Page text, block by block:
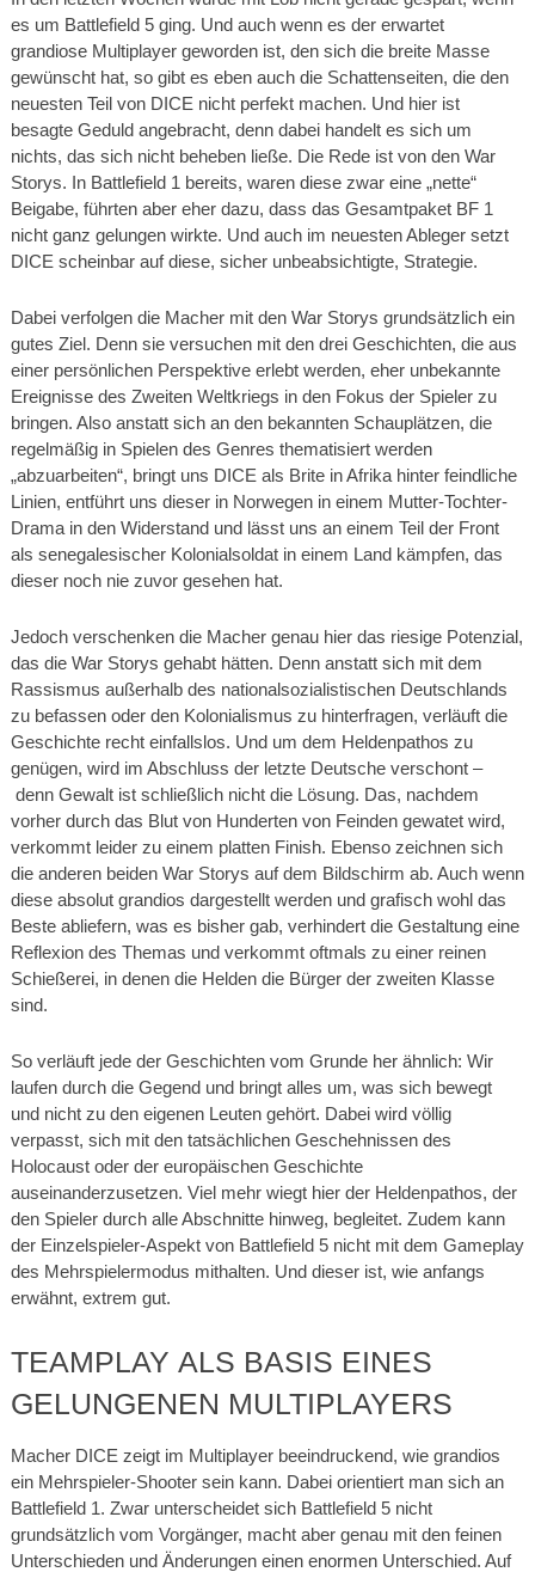
es um Battlefield 5 ging. Und auch wenn es der erwartet
grandiose Multiplayer geworden ist, den sich die breite Masse
gewünscht hat, so gibt es eben auch die Schattenseiten, die den
neuesten Teil von DICE nicht perfekt machen. Und hier ist
besagte Geduld angebracht, denn dabei handelt es sich um
nichts, das sich nicht beheben ließe. Die Rede ist von den War
Storys. In Battlefield 1 bereits, waren diese zwar eine „nette“
Beigabe, führten aber eher dazu, dass das Gesamtpaket BF 1
nicht ganz gelungen wirkte. Und auch im neuesten Ableger setzt
DICE scheinbar auf diese, sicher unbeabsichtigte, Strategie.
Dabei verfolgen die Macher mit den War Storys grundsätzlich ein
gutes Ziel. Denn sie versuchen mit den drei Geschichten, die aus
einer persönlichen Perspektive erlebt werden, eher unbekannte
Ereignisse des Zweiten Weltkriegs in den Fokus der Spieler zu
bringen. Also anstatt sich an den bekannten Schauplätzen, die
regelmäßig in Spielen des Genres thematisiert werden
„abzuarbeiten“, bringt uns DICE als Brite in Afrika hinter feindliche
Linien, entführt uns dieser in Norwegen in einem Mutter-Tochter-
Drama in den Widerstand und lässt uns an einem Teil der Front
als senegalesischer Kolonialsoldat in einem Land kämpfen, das
dieser noch nie zuvor gesehen hat.
Jedoch verschenken die Macher genau hier das riesige Potenzial,
das die War Storys gehabt hätten. Denn anstatt sich mit dem
Rassismus außerhalb des nationalsozialistischen Deutschlands
zu befassen oder den Kolonialismus zu hinterfragen, verläuft die
Geschichte recht einfallslos. Und um dem Heldenpathos zu
genügen, wird im Abschluss der letzte Deutsche verschont –
denn Gewalt ist schließlich nicht die Lösung. Das, nachdem
vorher durch das Blut von Hunderten von Feinden gewatet wird,
verkommt leider zu einem platten Finish. Ebenso zeichnen sich
die anderen beiden War Storys auf dem Bildschirm ab. Auch wenn
diese absolut grandios dargestellt werden und grafisch wohl das
Beste abliefern, was es bisher gab, verhindert die Gestaltung eine
Reflexion des Themas und verkommt oftmals zu einer reinen
Schießerei, in denen die Helden die Bürger der zweiten Klasse
sind.
So verläuft jede der Geschichten vom Grunde her ähnlich: Wir
laufen durch die Gegend und bringt alles um, was sich bewegt
und nicht zu den eigenen Leuten gehört. Dabei wird völlig
verpasst, sich mit den tatsächlichen Geschehnissen des
Holocaust oder der europäischen Geschichte
auseinanderzusetzen. Viel mehr wiegt hier der Heldenpathos, der
den Spieler durch alle Abschnitte hinweg, begleitet. Zudem kann
der Einzelspieler-Aspekt von Battlefield 5 nicht mit dem Gameplay
des Mehrspielermodus mithalten. Und dieser ist, wie anfangs
erwähnt, extrem gut.
TEAMPLAY ALS BASIS EINES
GELUNGENEN MULTIPLAYERS
Macher DICE zeigt im Multiplayer beeindruckend, wie grandios
ein Mehrspieler-Shooter sein kann. Dabei orientiert man sich an
Battlefield 1. Zwar unterscheidet sich Battlefield 5 nicht
grundsätzlich vom Vorgänger, macht aber genau mit den feinen
Unterschieden und Änderungen einen enormen Unterschied. Auf